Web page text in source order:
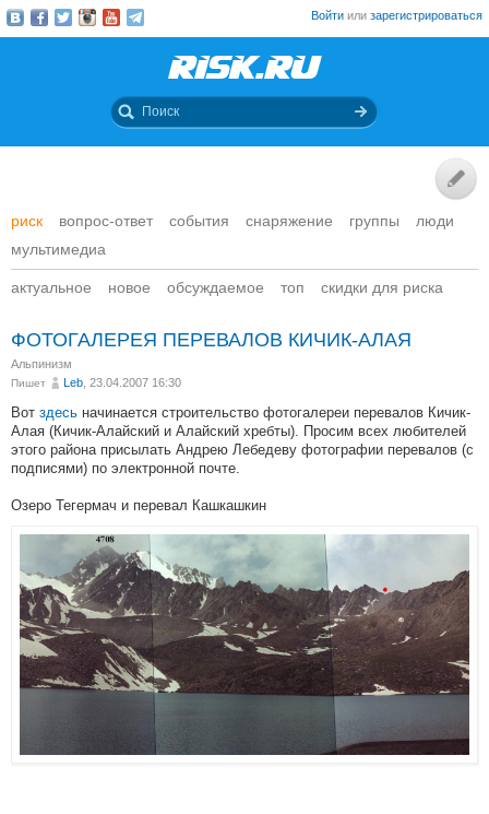
Войти или зарегистрироваться
риск вопрос-ответ события снаряжение группы
люди
мультимедиа
актуальное новое обсуждаемое топ скидки для риска
ФОТОГАЛЕРЕЯ ПЕРЕВАЛОВ КИЧИК-АЛАЯ
Альпинизм
Пишет Leb , 23.04.2007 16:30
Вот здесь начинается строительство фотогалереи перевалов Кичик-
Алая (Кичик-Алайский и Алайский хребты). Просим всех любителей
этого района присылать Андрею Лебедеву фотографии перевалов (с
подписями) по электронной почте.
Озеро Тегермач и перевал Кашкашкин